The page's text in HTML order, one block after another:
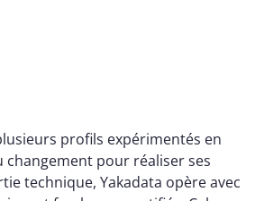
profils expérimentés en
changement pour réaliser ses
technique, Yakadata opère avec